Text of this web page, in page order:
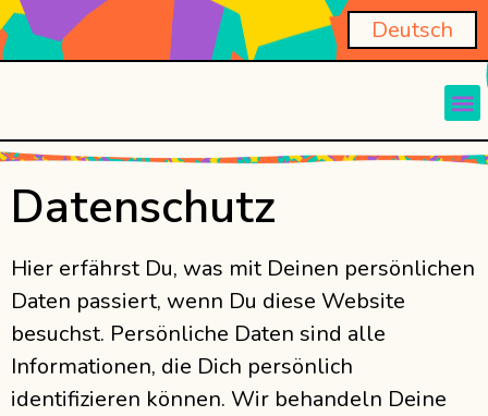
Deutsch
العربية
Datenschutz
Hier erfährst Du, was mit Deinen persönlichen
Daten passiert, wenn Du diese Website
besuchst. Persönliche Daten sind alle
Informationen, die Dich persönlich
identifizieren können. Wir behandeln Deine